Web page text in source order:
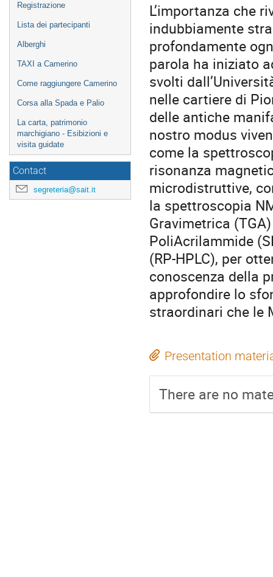
Registrazione
Lista dei partecipanti
Alberghi
TAXI a Camerino
Come raggiungere Camerino
Corsa alla Spada e Palio
La carta, patrimonio
marchigiano - Esibizioni e
visita guidate
Contact
segreteria@sait.it
L’importanza che
indubbiamente
profondamente
parola ha iniziato
svolti
nelle cartiere di
delle antiche
nostro modus
come la
risonanza
microdistruttive,
la spettroscopia
Gravimetrica
PoliAcrilammide
(RP-HPLC), per
conoscenza della
approfondire lo
straordinari che le
Presentation
There are no